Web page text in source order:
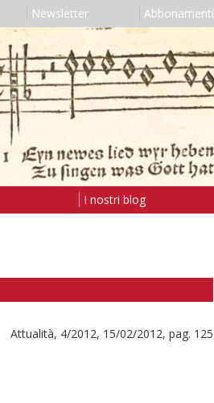
Newsletter Abbonamenti
I nostri blog
Attualità, 4/2012, 15/02/2012, pag. 125